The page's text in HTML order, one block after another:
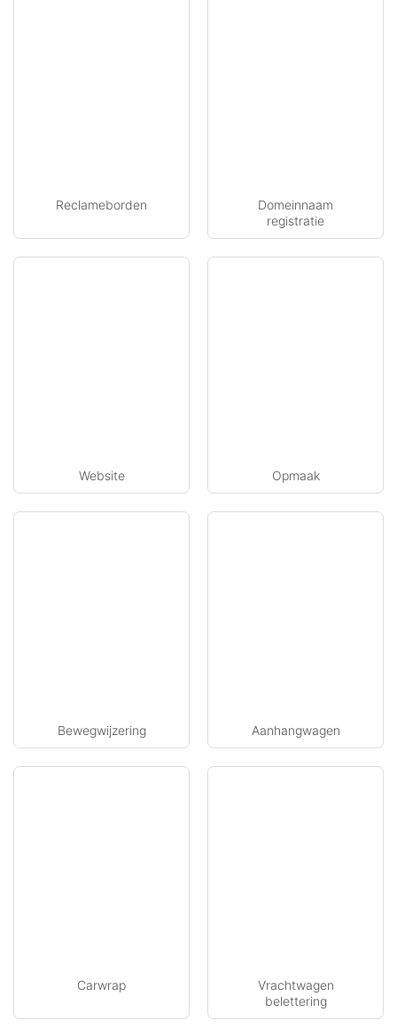
Reclameborden
Domeinnaam
registratie
Website Opmaak
Bewegwijzering Aanhangwagen
Carwrap
Vrachtwagen
belettering